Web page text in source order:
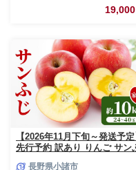
19,000
【2026年11月下旬～発送予定
先行予約 訳あり りんご サン
長野県小諸市